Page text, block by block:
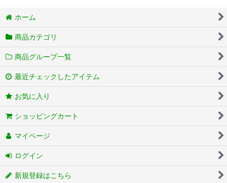
ホーム
商品カテゴリ
商品グループ一覧
最近チェックしたアイテム
お気に入り
ショッピングカート
マイページ
ログイン
新規登録はこちら